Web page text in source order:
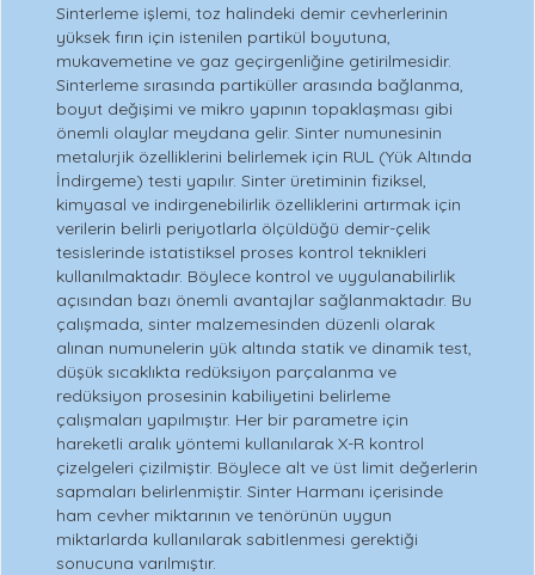
Sinterleme işlemi, toz halindeki demir cevherlerinin
yüksek fırın için istenilen partikül boyutuna,
mukavemetine ve gaz geçirgenliğine getirilmesidir.
Sinterleme sırasında partiküller arasında bağlanma,
boyut değişimi ve mikro yapının topaklaşması gibi
önemli olaylar meydana gelir. Sinter numunesinin
metalurjik özelliklerini belirlemek için RUL (Yük Altında
İndirgeme) testi yapılır. Sinter üretiminin fiziksel,
kimyasal ve indirgenebilirlik özelliklerini artırmak için
verilerin belirli periyotlarla ölçüldüğü demir-çelik
tesislerinde istatistiksel proses kontrol teknikleri
kullanılmaktadır. Böylece kontrol ve uygulanabilirlik
açısından bazı önemli avantajlar sağlanmaktadır. Bu
çalışmada, sinter malzemesinden düzenli olarak
alınan numunelerin yük altında statik ve dinamik test,
düşük sıcaklıkta redüksiyon parçalanma ve
redüksiyon prosesinin kabiliyetini belirleme
çalışmaları yapılmıştır. Her bir parametre için
hareketli aralık yöntemi kullanılarak X-R kontrol
çizelgeleri çizilmiştir. Böylece alt ve üst limit değerlerin
sapmaları belirlenmiştir. Sinter Harmanı içerisinde
ham cevher miktarının ve tenörünün uygun
miktarlarda kullanılarak sabitlenmesi gerektiği
sonucuna varılmıştır.